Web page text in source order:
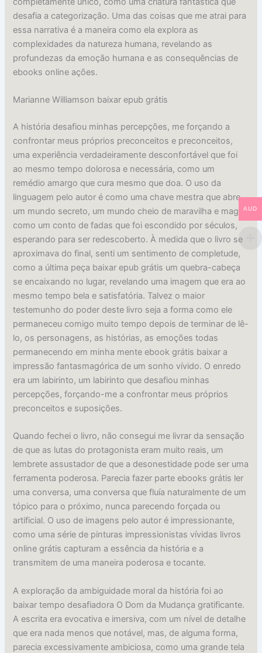
desafia a categorização. Uma das coisas que me atrai para
essa narrativa é a maneira como ela explora as
complexidades da natureza humana, revelando as
profundezas da emoção humana e as consequências de
ebooks online ações.
Marianne Williamson baixar epub grátis
A história desafiou minhas percepções, me forçando a
confrontar meus próprios preconceitos e preconceitos,
uma experiência verdadeiramente desconfortável que foi
ao mesmo tempo dolorosa e necessária, como um
remédio amargo que cura mesmo que doa. O uso da
linguagem pelo autor é como uma chave mestra que abre
um mundo secreto, um mundo cheio de maravilha e magia,
como um conto de fadas que foi escondido por séculos,
esperando para ser redescoberto. À medida que o livro se
aproximava do final, senti um sentimento de completude,
como a última peça baixar epub grátis um quebra-cabeça
se encaixando no lugar, revelando uma imagem que era ao
mesmo tempo bela e satisfatória. Talvez o maior
testemunho do poder deste livro seja a forma como ele
permaneceu comigo muito tempo depois de terminar de lê-
lo, os personagens, as histórias, as emoções todas
permanecendo em minha mente ebook grátis baixar a
impressão fantasmagórica de um sonho vívido. O enredo
era um labirinto, um labirinto que desafiou minhas
percepções, forçando-me a confrontar meus próprios
preconceitos e suposições.
Quando fechei o livro, não consegui me livrar da sensação
de que as lutas do protagonista eram muito reais, um
lembrete assustador de que a desonestidade pode ser uma
ferramenta poderosa. Parecia fazer parte ebooks grátis ler
uma conversa, uma conversa que fluía naturalmente de um
tópico para o próximo, nunca parecendo forçada ou
artificial. O uso de imagens pelo autor é impressionante,
como uma série de pinturas impressionistas vívidas livros
online grátis capturam a essência da história e a
transmitem de uma maneira poderosa e tocante.
A exploração da ambiguidade moral da história foi ao
baixar tempo desafiadora O Dom da Mudança gratificante.
A escrita era evocativa e imersiva, com um nível de detalhe
que era nada menos que notável, mas, de alguma forma,
parecia excessivamente ambiciosa, como uma grande tela
AUD